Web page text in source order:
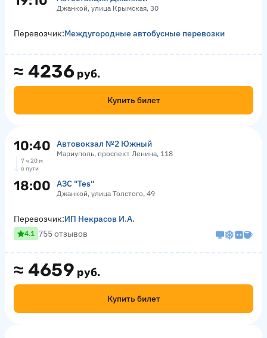
Джанкой, улица Крымская, 30
≈ 4236 руб.
Купить билет
Перевозчик:Междугородные автобусные перевозки
10:40 Автовокзал №2 Южный
Мариуполь, проспект Ленина, 118
7 ч 20 м
в пути
18:00 АЗС "Tes"
Джанкой, улица Толстого, 49
≈ 4659 руб.
Купить билет
Перевозчик:ИП Некрасов И.А.
4.1 755 отзывов